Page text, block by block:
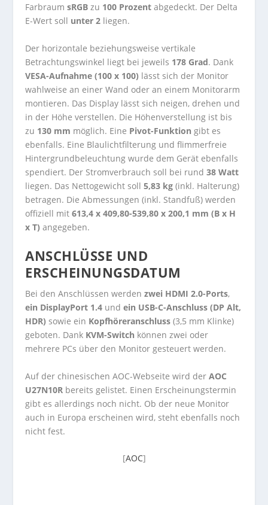
FarbraumsRGBzu 100 Prozentabgedeckt. Der Delta
E-Wert soll unter 2 liegen.
Der horizontale beziehungsweise vertikale
Betrachtungswinkel liegt bei jeweils 178 Grad. Dank
VESA-Aufnahme (100 x 100) lässt sich der Monitor
wahlweise an einer Wand oder an einem Monitorarm
montieren. Das Display lässt sich neigen, drehen und
in der Höhe verstellen. Die Höhenverstellung ist bis
zu 130 mm möglich. Eine Pivot-Funktion gibt es
ebenfalls. Eine Blaulichtfilterung und flimmerfreie
Hintergrundbeleuchtung wurde dem Gerät ebenfalls
spendiert. Der Stromverbrauch soll bei rund38 Watt
liegen. Das Nettogewicht soll5,83 kg(inkl. Halterung)
betragen. Die Abmessungen (inkl. Standfuß) werden
offiziell mit613,4 x 409,80-539,80 x 200,1 mm (B x H
x T) angegeben.
ANSCHLÜSSE UND
ERSCHEINUNGSDATUM
Bei den Anschlüssen werdenzwei HDMI 2.0-Ports,
ein DisplayPort 1.4 undein USB-C-Anschluss (DP Alt,
HDR) sowie ein Kopfhöreranschluss(3,5 mm Klinke)
geboten. Dank KVM-Switch können zwei oder
mehrere PCs über den Monitor gesteuert werden.
Auf der chinesischen AOC-Webseite wird derAOC
U27N10R bereits gelistet. Einen Erscheinungstermin
gibt es allerdings noch nicht. Ob der neue Monitor
auch in Europa erscheinen wird, steht ebenfalls noch
nicht fest.
[AOC]